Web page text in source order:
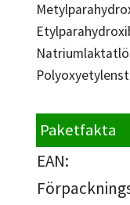
Paketfakta
EAN: